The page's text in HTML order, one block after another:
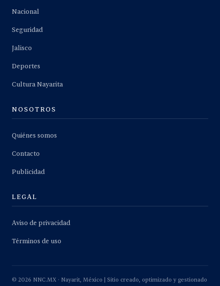
Nacional
Seguridad
Jalisco
Deportes
Cultura Nayarita
NOSOTROS
Quiénes somos
Contacto
Publicidad
LEGAL
Aviso de privacidad
Términos de uso
© 2026 NNC.MX · Nayarit, México | Sitio creado, optimizado y gestionado